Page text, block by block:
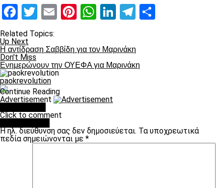
Facebook
Twitter
EmailPinterest
WhatsApp
LinkedIn
Telegram
Related Topics:
Up Next
Η αντίδραση Σαββίδη για τον Μαρινάκη
Don't Miss
Ενημερώνουν την ΟΥΕΦΑ για Μαρινάκη
paokrevolution
Continue Reading
Advertisement
Click to comment
Η ηλ. διεύθυνση σας δεν δημοσιεύεται. Τα υποχρεωτικά
πεδία σημειώνονται με *